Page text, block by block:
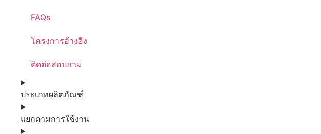
FAQs
โครงการอ้างอิง
ติดต่อสอบถาม
ประเภทผลิตภัณฑ์
แยกตามการใช้งาน